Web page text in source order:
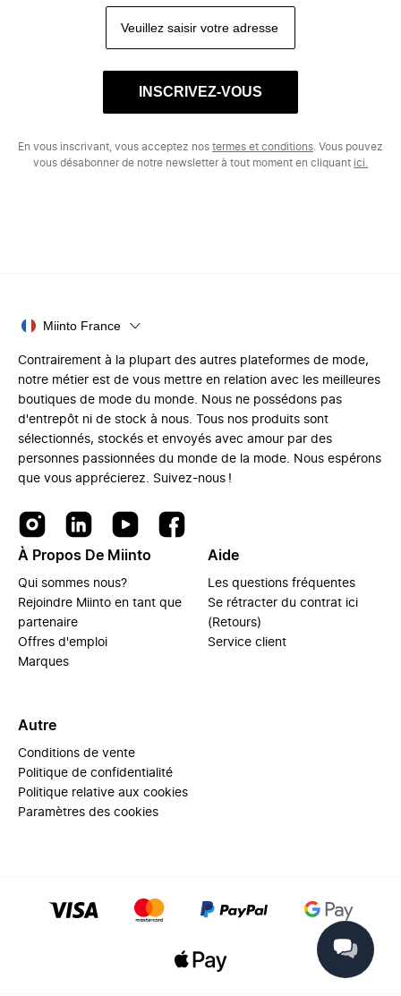
INSCRIVEZ-VOUS
En vous inscrivant, vous acceptez nos termes et conditions . Vous pouvez
vous désabonner de notre newsletter à tout moment en cliquant ici.
Miinto France
Contrairement à la plupart des autres plateformes de mode,
notre métier est de vous mettre en relation avec les meilleures
boutiques de mode du monde. Nous ne possédons pas
d'entrepôt ni de stock à nous. Tous nos produits sont
sélectionnés, stockés et envoyés avec amour par des
personnes passionnées du monde de la mode. Nous espérons
que vous apprécierez. Suivez-nous !
À Propos De Miinto
Qui sommes nous?
Rejoindre Miinto en tant que
partenaire
Offres d'emploi
Marques
Aide
Les questions fréquentes
Se rétracter du contrat ici
(Retours)
Service client
Autre
Conditions de vente
Politique de confidentialité
Politique relative aux cookies
Paramètres des cookies